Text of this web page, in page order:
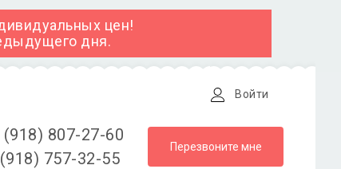
цен!
дня.
Войти
Перезвоните мне
(918) 807-27-60
757-32-55